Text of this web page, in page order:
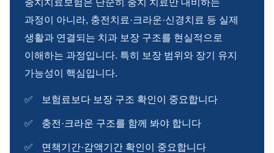
과정이 아니라, 충전치료·크라운·신경치료 등 실제
생활과 연결되는 치과 보장 구조를 현실적으로
이해하는 과정입니다. 특히 보장 범위와 장기 유지
가능성이 핵심입니다.
보험료보다 보장 구조 확인이 중요합니다
충전·크라운 구조를 함께 봐야 합니다
면책기간·감액기간 확인이 중요합니다